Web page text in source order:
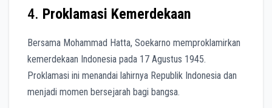
4. Proklamasi Kemerdekaan
Bersama Mohammad Hatta, Soekarno memproklamirkan
kemerdekaan Indonesia pada 17 Agustus 1945.
Proklamasi ini menandai lahirnya Republik Indonesia dan
menjadi momen bersejarah bagi bangsa.